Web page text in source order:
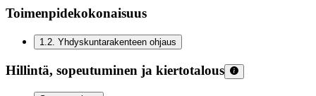
Toimenpidekokonaisuus
1.2 Yhdyskuntarakenteen ohjaus
Hillintä, sopeutuminen ja kiertotalous